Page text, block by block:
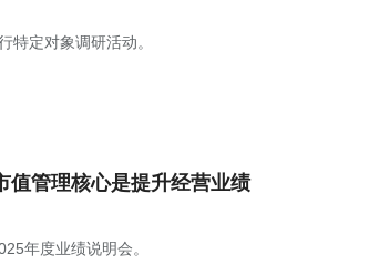
特定对象调研活动。
值管理核心是提升经营业绩
年度业绩说明会。